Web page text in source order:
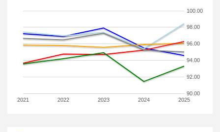
2021 2022 2023 2024 2025
90.00
92.00
94.00
96.00
98.00
100.00